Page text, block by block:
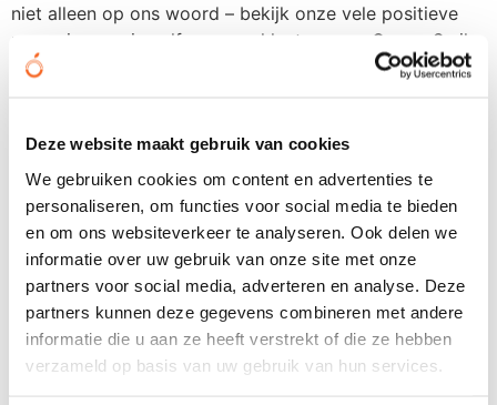
Deze website maakt gebruik van cookies
We gebruiken cookies om content en advertenties te
personaliseren, om functies voor social media te bieden
en om ons websiteverkeer te analyseren. Ook delen we
informatie over uw gebruik van onze site met onze
partners voor social media, adverteren en analyse. Deze
partners kunnen deze gegevens combineren met andere
informatie die u aan ze heeft verstrekt of die ze hebben
verzameld op basis van uw gebruik van hun services.
niet alleen op ons woord – bekijk onze vele positieve
recensies en zie zelf waarom klanten voor OrangeSmile
kiezen. Bij ons kunt u rekenen op topkwaliteit,
Vragen over onze
relatiegeschenken? Wij helpen
je graag verder
Heeft u vragen over onze relatiegeschenken of wilt u
persoonlijk advies op maat? Aarzel dan niet om contact
met ons op te nemen. Onze experts staan klaar om al
uw vragen te beantwoorden en u te helpen bij het
vinden van het perfecte relatiegeschenk. Bij